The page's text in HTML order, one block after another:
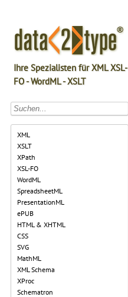
Ihre Spezialisten für XML XSL-
FO - WordML - XSLT
XML
XSLT
XPath
XSL-FO
WordML
SpreadsheetML
PresentationML
ePUB
HTML & XHTML
CSS
SVG
MathML
XML Schema
XProc
Schematron